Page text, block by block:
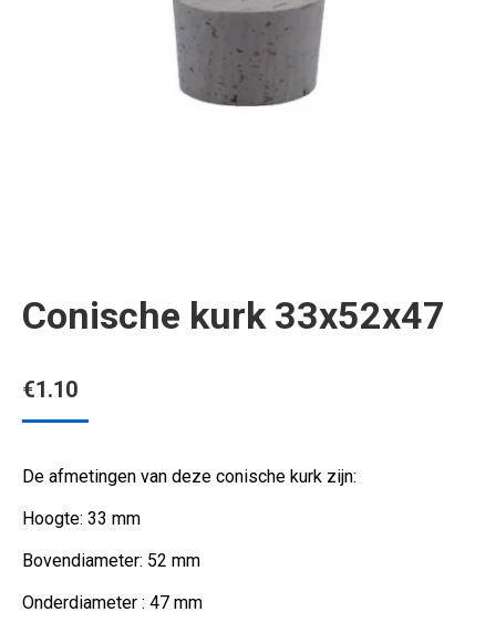
Conische kurk 33x52x47
€1.10
De afmetingen van deze conische kurk zijn:
Hoogte: 33 mm
Bovendiameter: 52 mm
Onderdiameter : 47 mm